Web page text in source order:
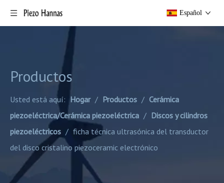
Español
Productos
Usted está aquí: Hogar / Productos / Cerámica
piezoeléctrica/Cerámica piezoeléctrica / Discos y cilindros
piezoeléctricos / ficha técnica ultrasónica del transductor
del disco cristalino piezoceramic electrónico